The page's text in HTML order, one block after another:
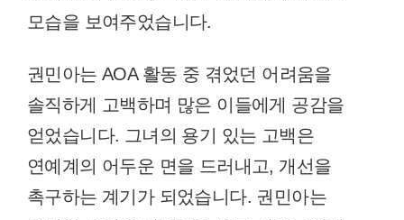
모습을 보여주었습니다.
권민아는 AOA 활동 중 겪었던 어려움을
솔직하게 고백하며 많은 이들에게 공감을
얻었습니다. 그녀의 용기 있는 고백은
연예계의 어두운 면을 드러내고, 개선을
촉구하는 계기가 되었습니다. 권민아는